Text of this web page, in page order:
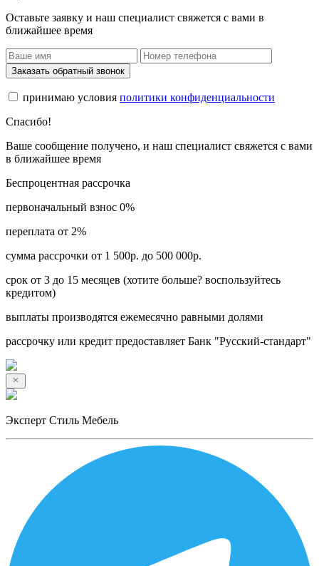
Оставьте заявку и наш специалист свяжется с вами в
ближайшее время
Заказать обратный звонок
принимаю условия политики конфиденциальности
Спасибо!
Ваше сообщение получено, и наш специалист свяжется с вами
в ближайшее время
Беспроцентная рассрочка
первоначальный взнос 0%
переплата от 2%
сумма рассрочки от 1 500р. до 500 000р.
срок от 3 до 15 месяцев (хотите больше? воспользуйтесь
кредитом)
выплаты производятся ежемесячно равными долями
рассрочку или кредит предоставляет Банк "Русский-стандарт"
Эксперт Стиль Мебель